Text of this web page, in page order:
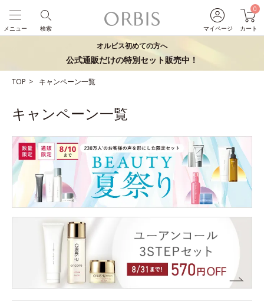
マイページ
0
カート
検索
メニュー
オルビス初めての方へ
公式通販だけの特別セット販売中！
TOP キャンペーン一覧
キャンペーン一覧